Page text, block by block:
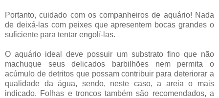
Portanto, cuidado com os companheiros de aquário! Nada
de deixá-las com peixes que apresentem bocas grandes o
suficiente para tentar engolí-las.
O aquário ideal deve possuir um substrato fino que não
machuque seus delicados barbilhões nem permita o
acúmulo de detritos que possam contribuir para deteriorar a
qualidade da água, sendo, neste caso, a areia o mais
indicado. Folhas e troncos também são recomendados, a